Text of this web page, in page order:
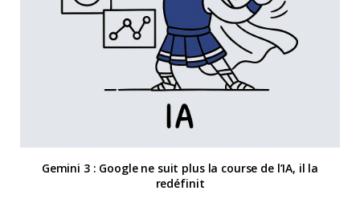
Gemini 3 : Google ne suit plus la course de l’IA, il la
redéfinit